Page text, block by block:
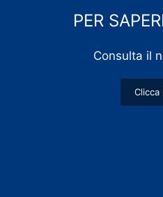
PER
Consulta il
Clicca